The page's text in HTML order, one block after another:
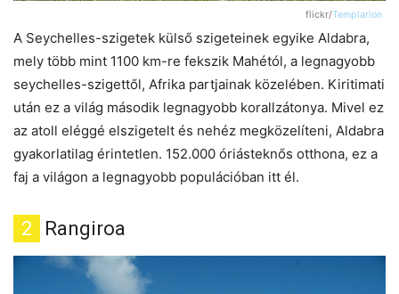
flickr/Templarion
A Seychelles-szigetek külső szigeteinek egyike Aldabra,
mely több mint 1100 km-re fekszik Mahétól, a legnagyobb
seychelles-szigettől, Afrika partjainak közelében. Kiritimati
után ez a világ második legnagyobb korallzátonya. Mivel ez
az atoll eléggé elszigetelt és nehéz megközelíteni, Aldabra
gyakorlatilag érintetlen. 152.000 óriásteknős otthona, ez a
faj a világon a legnagyobb populációban itt él.
2 Rangiroa